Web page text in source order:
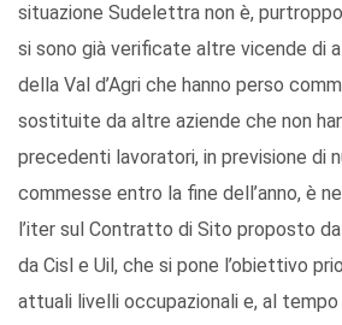
situazione Sudelettra non è,
si sono già verificate altre vicende di
della Val d’Agri che hanno perso
sostituite da altre aziende che non
precedenti lavoratori, in previsione di
commesse entro la fine dell’anno, è
l’iter sul Contratto di Sito proposto
da Cisl e Uil, che si pone l’obiettivo
attuali livelli occupazionali e, al